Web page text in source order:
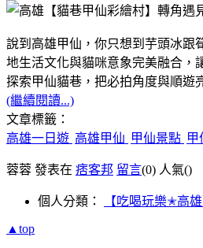
說到高雄甲仙，你只想到芋頭冰跟
地生活文化與貓咪意象完美融合，
探索甲仙貓巷，把必拍角度與順遊
(繼續閱讀...)
文章標籤：
高雄一日遊 高雄甲仙 甲仙景點 甲
蓉蓉 發表在 痞客邦 留言(0) 人氣()
個人分類： 【吃喝玩樂✭高雄
▲top